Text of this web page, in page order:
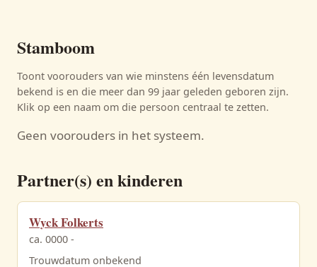
Stamboom
Toont voorouders van wie minstens één levensdatum
bekend is en die meer dan 99 jaar geleden geboren zijn.
Klik op een naam om die persoon centraal te zetten.
Geen voorouders in het systeem.
Partner(s) en kinderen
Wyck Folkerts
ca. 0000 -
Trouwdatum onbekend